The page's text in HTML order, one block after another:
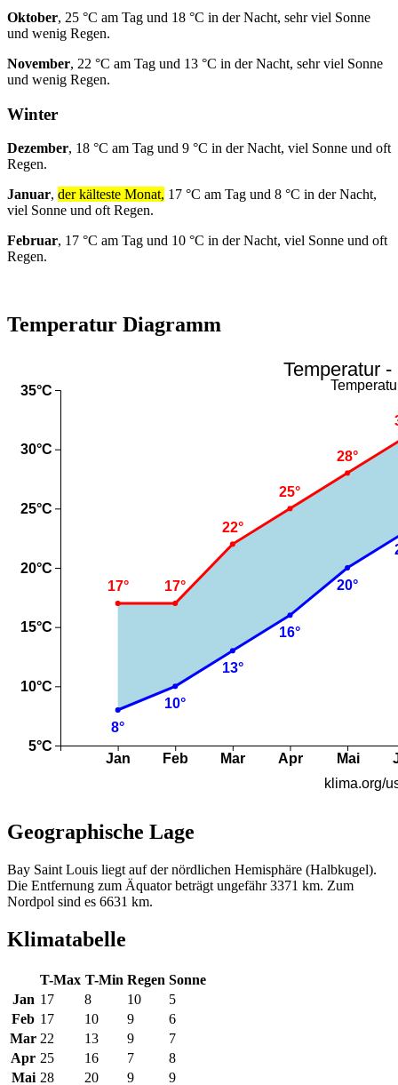
Oktober, 25 °C am Tag und 18 °C in der Nacht, sehr viel Sonne
und wenig Regen.
November, 22 °C am Tag und 13 °C in der Nacht, sehr viel Sonne
und wenig Regen.
Winter
Dezember, 18 °C am Tag und 9 °C in der Nacht, viel Sonne und oft
Regen.
Januar, der kälteste Monat, 17 °C am Tag und 8 °C in der Nacht,
viel Sonne und oft Regen.
Februar, 17 °C am Tag und 10 °C in der Nacht, viel Sonne und oft
Regen.
Temperatur Diagramm
Geographische Lage
Bay Saint Louis liegt auf der nördlichen Hemisphäre (Halbkugel).
Die Entfernung zum Äquator beträgt ungefähr 3371 km. Zum
Nordpol sind es 6631 km.
Klimatabelle
T-Max T-Min Regen Sonne
Jan 17 8 10
5
Feb 17 10 9
6
Mar 22 13 9
7
Apr 25 16 7
8
Mai 28 20 9 9